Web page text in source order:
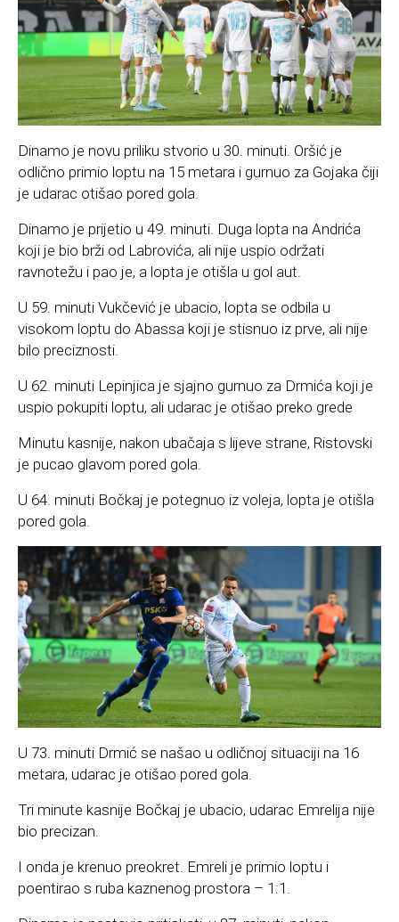
Dinamo je novu priliku stvorio u 30. minuti. Oršić je
odlično primio loptu na 15 metara i gurnuo za Gojaka čiji
je udarac otišao pored gola.
Dinamo je prijetio u 49. minuti. Duga lopta na Andrića
koji je bio brži od Labrovića, ali nije uspio održati
ravnotežu i pao je, a lopta je otišla u gol aut.
U 59. minuti Vukčević je ubacio, lopta se odbila u
visokom loptu do Abassa koji je stisnuo iz prve, ali nije
bilo preciznosti.
U 62. minuti Lepinjica je sjajno gurnuo za Drmića koji je
uspio pokupiti loptu, ali udarac je otišao preko grede
Minutu kasnije, nakon ubačaja s lijeve strane, Ristovski
je pucao glavom pored gola.
U 64. minuti Bočkaj je potegnuo iz voleja, lopta je otišla
pored gola.
U 73. minuti Drmić se našao u odličnoj situaciji na 16
metara, udarac je otišao pored gola.
Tri minute kasnije Bočkaj je ubacio, udarac Emrelija nije
bio precizan.
I onda je krenuo preokret. Emreli je primio loptu i
poentirao s ruba kaznenog prostora – 1:1.